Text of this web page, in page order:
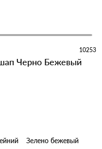
10253
Черно Бежевый
Зелено бежевый